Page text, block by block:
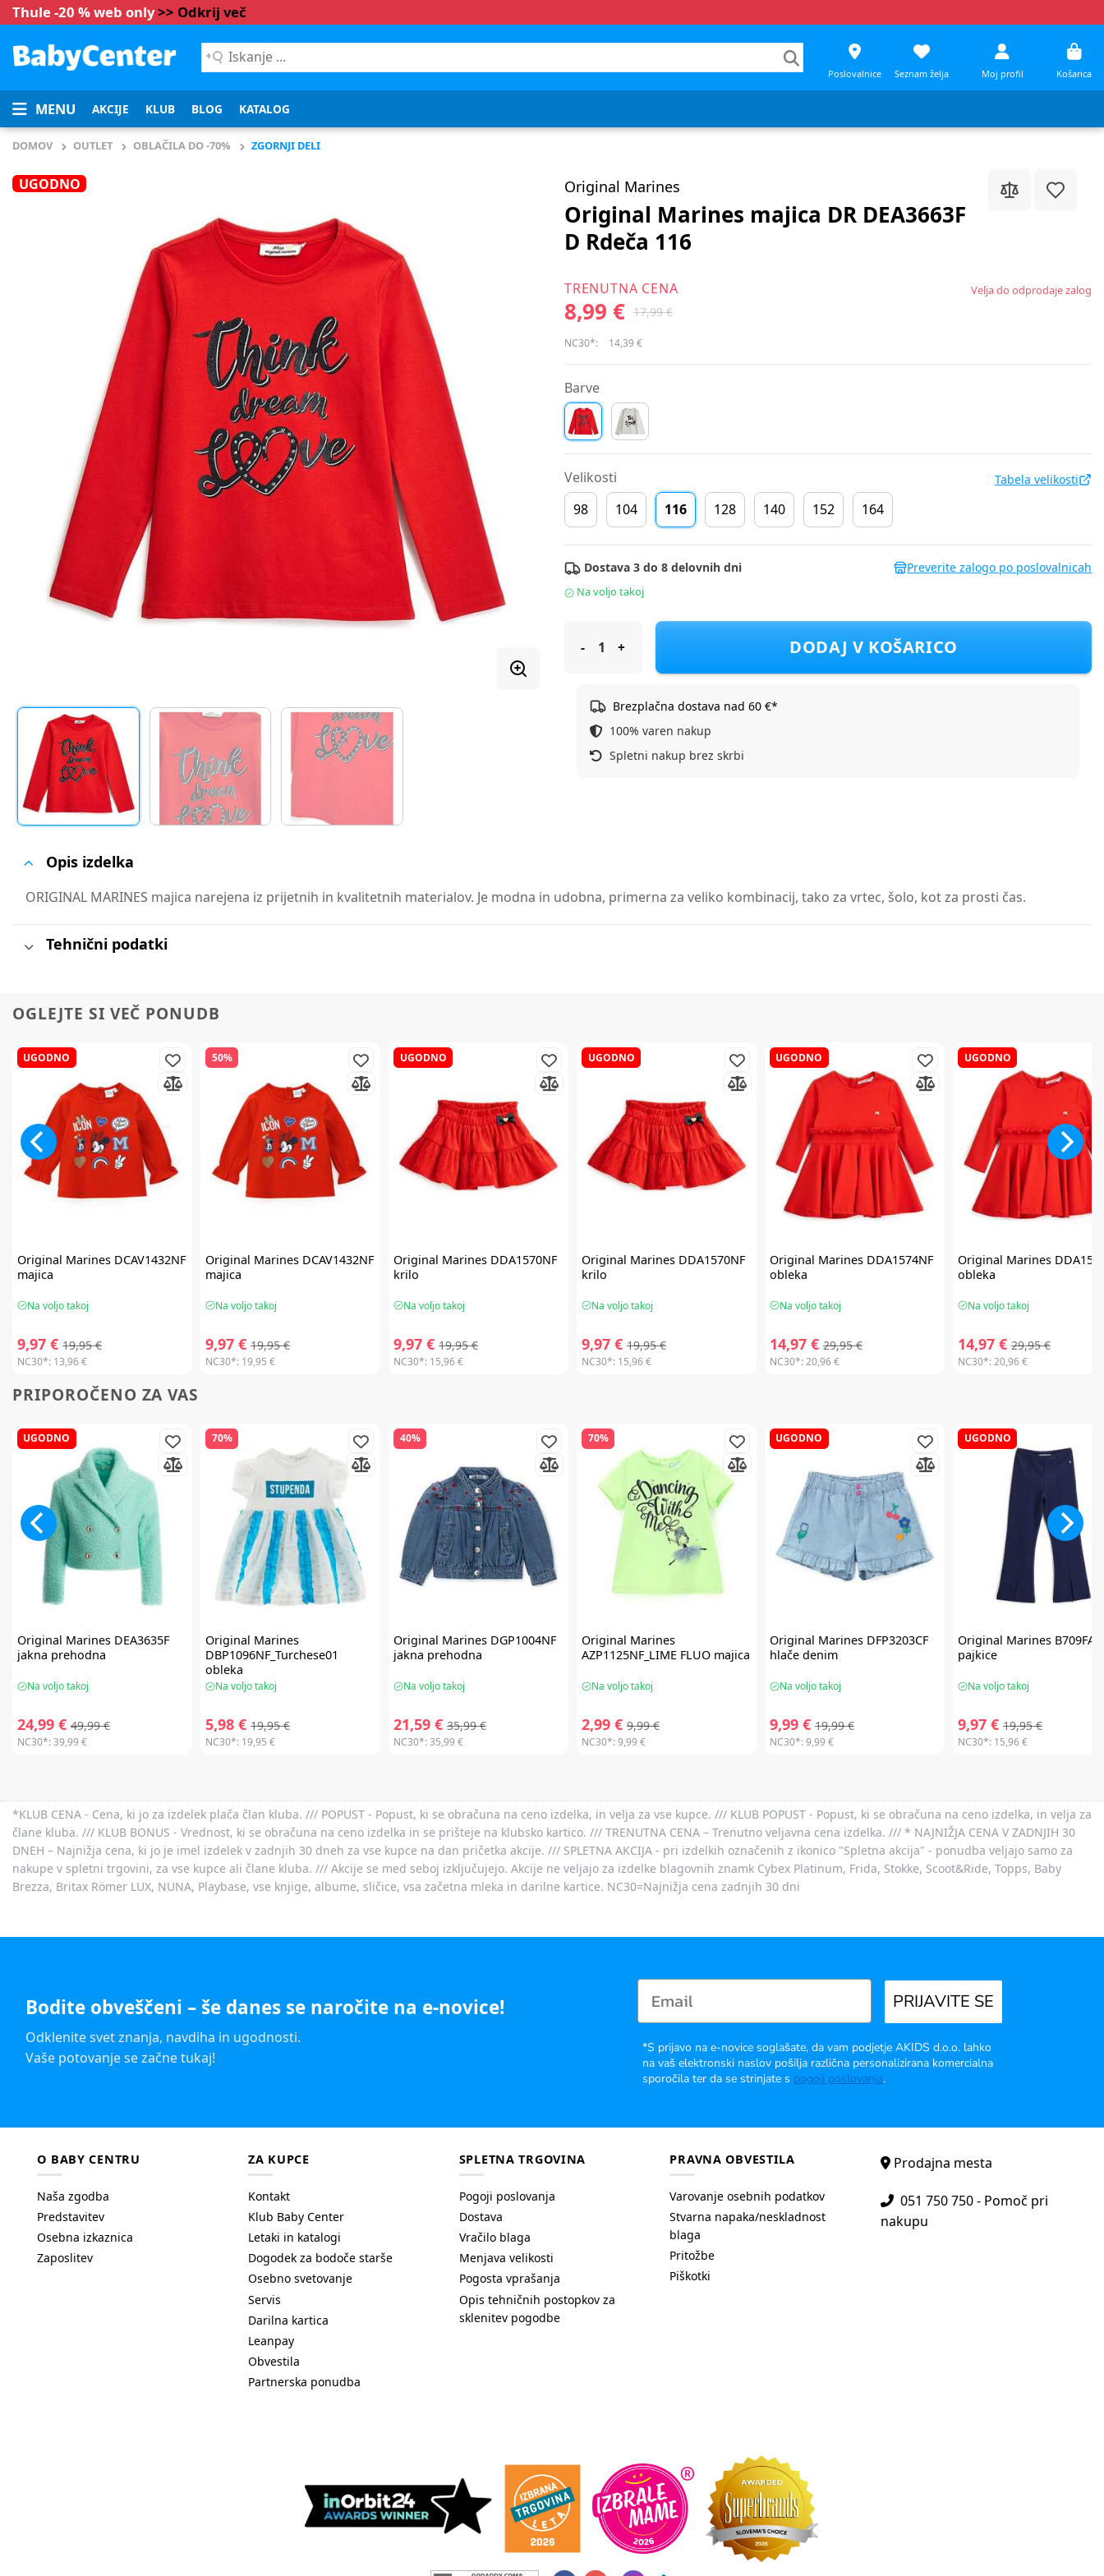
Thule -20 % web only>> Odkrij več
Iskanje
...
Poslovalnice Seznam želja Moj profil Košarica
MENU AKCIJE KLUB BLOG KATALOG
DOMOV OUTLET OBLAČILA DO -70% ZGORNJI DELI
UGODNO Original Marines
Original Marines majica DR DEA3663F
D Rdeča 116
TRENUTNA CENA
8,99 € 17,99 €
Velja do odprodaje zalog
NC30*: 14,39 €
Barve
Velikosti Tabela velikosti
98 104 116 128 140 152 164
Dostava 3 do 8 delovnih dni Preverite zalogo po poslovalnicah
Na voljo takoj
Original Marines majica DR DEA3663F D Rdeča 116
DODAJ V KOŠARICO
Brezplačna dostava nad 60 €*
100% varen nakup
Spletni nakup brez skrbi
Opis izdelka
ORIGINAL MARINES majica narejena iz prijetnih in kvalitetnih materialov. Je modna in udobna, primerna za veliko kombinacij, tako za vrtec, šolo, kot za prosti čas.
Tehnični podatki
OGLEJTE SI VEČ PONUDB
UGODNO
Original MarinesDCAV1432NF
majica
Na voljo takoj
9,97 € 19,95 €
NC30*: 13,96 €
50%
Original Marines DCAV1432NF
majica
Na voljo takoj
9,97 € 19,95 €
NC30*: 19,95 €
UGODNO
Original Marines DDA1570NF
krilo
Na voljo takoj
9,97 € 19,95 €
NC30*: 15,96 €
UGODNO
Original Marines DDA1570NF
krilo
Na voljo takoj
9,97 € 19,95 €
NC30*: 15,96 €
UGODNO
Original MarinesDDA1574NF
obleka
Na voljo takoj
14,97 € 29,95 €
NC30*:20,96 €
UGODNO
Original Marines
obleka
Na voljo takoj
14,97 € 29,95 €
NC30*:20,96 €
PRIPOROČENO ZA VAS
UGODNO
Original MarinesDEA3635F
jakna prehodna
Na voljo takoj
24,99 € 49,99 €
NC30*:39,99 €
70%
Original Marines
DBP1096NF_Turchese01
obleka
Na voljo takoj
5,98 € 19,95 €
NC30*: 19,95 €
40%
Original Marines DGP1004NF
jakna prehodna
Na voljo takoj
21,59 € 35,99 €
NC30*:35,99 €
70%
Original Marines
AZP1125NF_LIME FLUO majica
Na voljo takoj
2,99 € 9,99 €
NC30*:9,99 €
UGODNO
Original MarinesDFP3203CF
hlače denim
Na voljo takoj
9,99 € 19,99 €
NC30*:9,99 €
UGODNO
Original Marines
pajkice
Na voljo takoj
9,97 € 19,95 €
NC30*: 15,96 €
*KLUB CENA - Cena, ki jo za izdelek plača član kluba. /// POPUST - Popust, ki se obračuna na ceno izdelka, in velja za vse kupce. /// KLUB POPUST - Popust, ki se obračuna na ceno izdelka, in velja za
člane kluba. /// KLUB BONUS - Vrednost, ki se obračuna na ceno izdelka in se prišteje na klubsko kartico. /// TRENUTNA CENA – Trenutno veljavna cena izdelka. /// * NAJNIŽJA CENA V ZADNJIH 30
DNEH – Najnižja cena, ki jo je imel izdelek v zadnjih 30 dneh za vse kupce na dan pričetka akcije. /// SPLETNA AKCIJA - pri izdelkih označenih z ikonico "Spletna akcija" - ponudba veljajo samo za
nakupe v spletni trgovini, za vse kupce ali člane kluba. /// Akcije se med seboj izključujejo. Akcije ne veljajo za izdelke blagovnih znamk Cybex Platinum, Frida, Stokke, Scoot&Ride, Topps, Baby
Brezza, Britax Römer LUX, NUNA, Playbase, vse knjige, albume, sličice, vsa začetna mleka in darilne kartice. NC30=Najnižja cena zadnjih 30 dni
Bodite obveščeni – še danes se naročite na e-novice!
Odklenite svet znanja, navdiha in ugodnosti.
Vaše potovanje se začne tukaj!
PRIJAVITE SE
*S prijavo na e-novice soglašate, da vam podjetje AKIDS d.o.o. lahko
na vaš elektronski naslov pošilja različna personalizirana komercialna
sporočila ter da se strinjate s pogoji poslovanja.
O BABY CENTRU
Naša zgodba
Predstavitev
Osebna izkaznica
Zaposlitev
ZA KUPCE
Kontakt
Klub Baby Center
Letaki in katalogi
Dogodek za bodoče starše
Osebno svetovanje
Servis
Darilna kartica
Leanpay
Obvestila
Partnerska ponudba
SPLETNA TRGOVINA
Pogoji poslovanja
Dostava
Vračilo blaga
Menjava velikosti
Pogosta vprašanja
Opis tehničnih postopkov za
sklenitev pogodbe
PRAVNA OBVESTILA
Varovanje osebnih podatkov
Stvarna napaka/neskladnost
blaga
Pritožbe
Piškotki
Prodajna mesta
051 750 750 - Pomoč pri
nakupu